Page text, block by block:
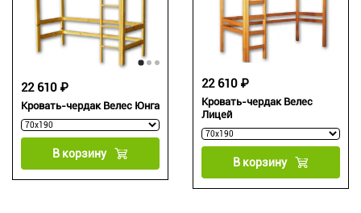
Кровать-чердак Велес Юнга
22 610 ₽
В корзину
Кровать-чердак Велес
Лицей
22 610 ₽
В корзину